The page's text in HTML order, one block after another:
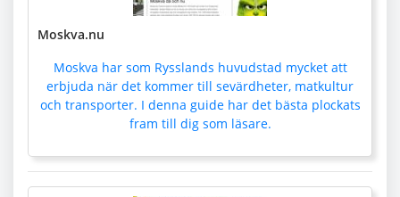
Moskva.nu
Moskva har som Rysslands huvudstad mycket att
erbjuda när det kommer till sevärdheter, matkultur
och transporter. I denna guide har det bästa plockats
fram till dig som läsare.